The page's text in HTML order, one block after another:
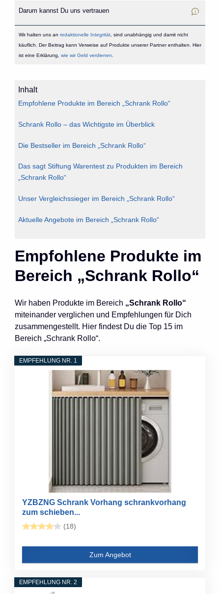
Darum kannst Du uns vertrauen
Wir halten uns an redaktionelle Integrität, sind unabhängig und damit nicht
käuflich. Der Beitrag kann Verweise auf Produkte unserer Partner enthalten. Hier
ist eine Erklärung, wie wir Geld verdienen
Inhalt
Empfohlene Produkte im Bereich „Schrank Rollo“
Schrank Rollo – das Wichtigste im Überblick
Die Bestseller im Bereich „Schrank Rollo“
Das sagt Stiftung Warentest zu Produkten im Bereich
„Schrank Rollo“
Unser Vergleichssieger im Bereich „Schrank Rollo“
Aktuelle Angebote im Bereich „Schrank Rollo“
Empfohlene Produkte im
Bereich „Schrank Rollo“
Wir haben Produkte im Bereich „Schrank Rollo“
miteinander verglichen und Empfehlungen für Dich
zusammengestellt. Hier findest Du die Top 15 im
Bereich „Schrank Rollo“.
EMPFEHLUNG NR. 1
YZBZNG Schrank Vorhang schrankvorhang
zum schieben...
(18)
Zum Angebot
EMPFEHLUNG NR. 2